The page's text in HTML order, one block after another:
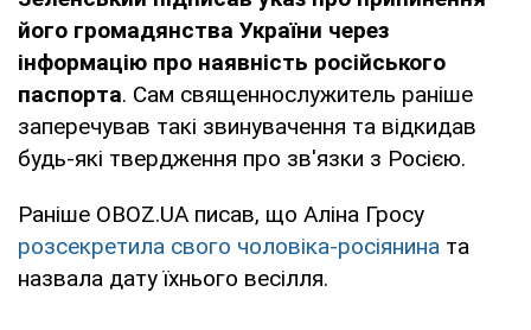
його громадянства України через
інформацію про наявність російського
паспорта. Сам священнослужитель раніше
заперечував такі звинувачення та відкидав
будь-які твердження про зв'язки з Росією.
Раніше OBOZ.UA писав, що Аліна Гросу
розсекретила свого чоловіка-росіянина та
назвала дату їхнього весілля.